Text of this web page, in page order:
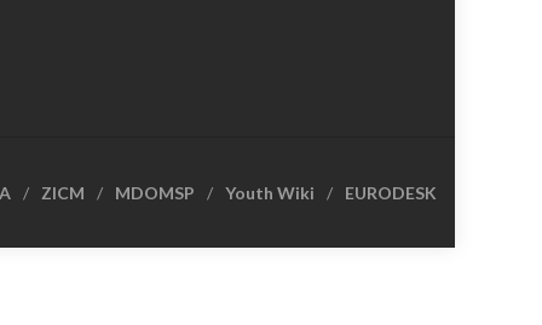
ZICM MDOMSP Youth Wiki EURODESK